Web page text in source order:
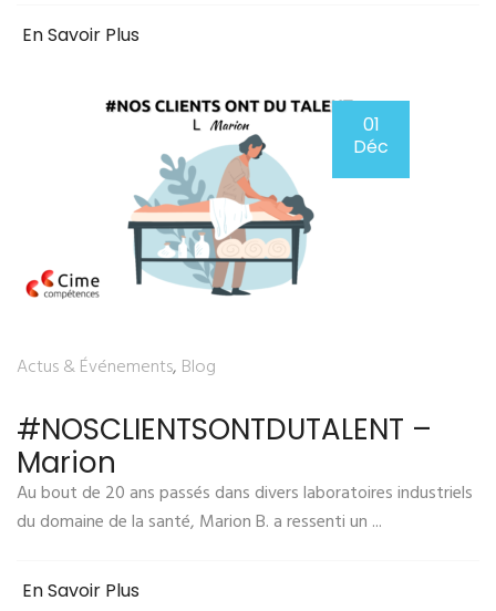
En Savoir Plus
01
Déc
Actus & Événements, Blog
#NOSCLIENTSONTDUTALENT –
Marion
Au bout de 20 ans passés dans divers laboratoires industriels
du domaine de la santé, Marion B. a ressenti un ...
En Savoir Plus